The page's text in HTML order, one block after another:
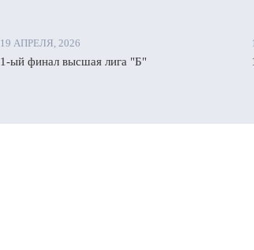
19 АПРЕЛЯ, 2026
1-ый финал высшая лига "Б"